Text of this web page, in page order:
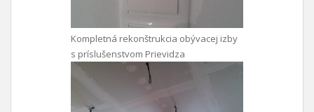
Kompletná rekonštrukcia obývacej izby
s príslušenstvom Prievidza